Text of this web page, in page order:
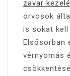
zavar
orvosok
is sokat kell
Elsősorban
vérnyomás